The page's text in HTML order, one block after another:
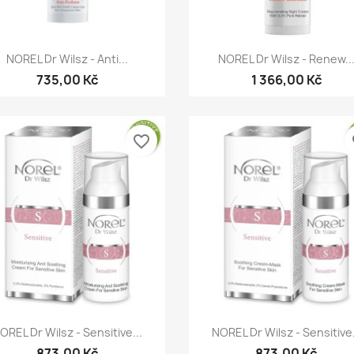
Rychlý náhled
NOREL Dr Wilsz - Anti...
735,00 Kč
 Rychlý náhled
NOREL Dr Wilsz - Renew...
1 366,00 Kč
Rychlý náhled
Dr Wilsz - Sensitive...
favorite_border
Rychlý náhled
NOREL Dr Wilsz -